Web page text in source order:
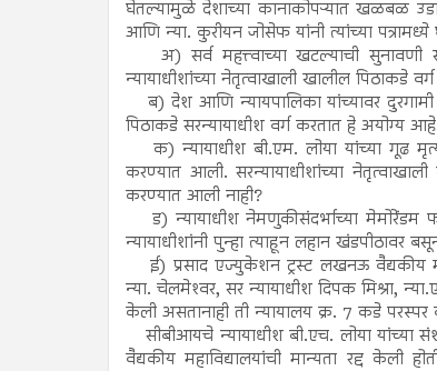
घेतल्यामुळे देशाच्या कानाकोपऱ्यात खळबळ
आणि न्या. कुरीयन जोसेफ यांनी त्यांच्या
अ) सर्व महत्त्वाच्या खटल्याची सुनावणी
न्यायाधीशांच्या नेतृत्वाखाली खालील पिठाकडे
ब) देश आणि न्यायपालिका यांच्यावर
पिठाकडे सरन्यायाधीश वर्ग करतात हे अयोग्य
क) न्यायाधीश बी.एम. लोया यांच्या गूढ
करण्यात आली. सरन्यायाधीशांच्या
करण्यात आली नाही?
ड) न्यायाधीश नेमणुकीसंदर्भाच्या मेमोरेंडम
न्यायाधीशांनी पुन्हा त्याहून लहान
ई) प्रसाद एज्युकेशन ट्रस्ट लखनऊ वैद्यकीय
न्या. चेलमेश्‍वर, सर न्यायाधीश दिपक मिश्रा,
केली असतानाही ती न्यायालय क्र. 7 कडे
सीबीआयचे न्यायाधीश बी.एच. लोया यांच्या
वैद्यकीय महाविद्यालयांची मान्यता रद्द केली